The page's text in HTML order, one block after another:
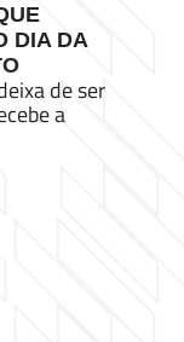
DIA DA
de ser
a